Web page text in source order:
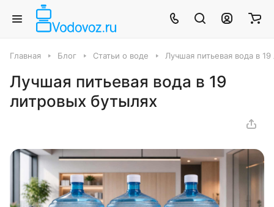
Главная Блог Статьи о воде Лучшая питьевая вода в
Лучшая питьевая вода в 19
литровых бутылях